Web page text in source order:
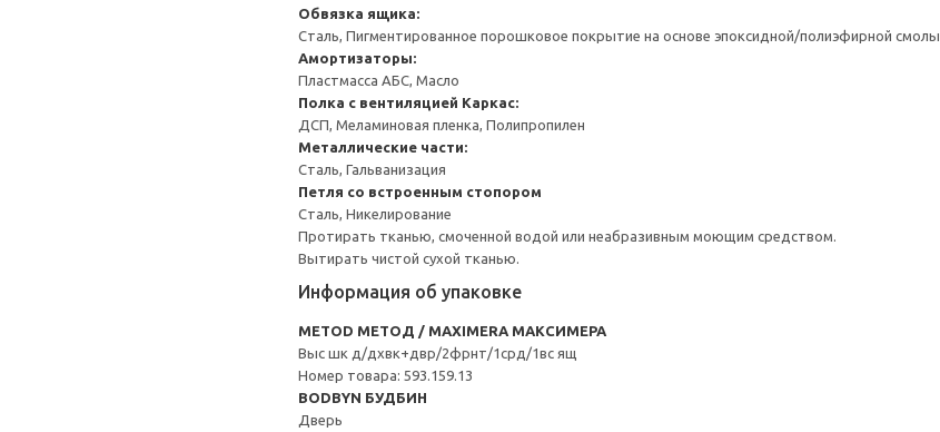
Обвязка ящика:
Сталь, Пигментированное порошковое покрытие на основе эпоксидной/полиэфирной смолы
Амортизаторы:
Пластмасса АБС, Масло
Полка с вентиляцией Каркас:
ДСП, Меламиновая пленка, Полипропилен
Металлические части:
Сталь, Гальванизация
Петля со встроенным стопором
Сталь, Никелирование
Протирать тканью, смоченной водой или неабразивным моющим средством.
Вытирать чистой сухой тканью.
Информация об упаковке
METOD МЕТОД / MAXIMERA МАКСИМЕРА
Выс шк д/дхвк+двр/2фрнт/1срд/1вс ящ
Номер товара: 593.159.13
BODBYN БУДБИН
Дверь